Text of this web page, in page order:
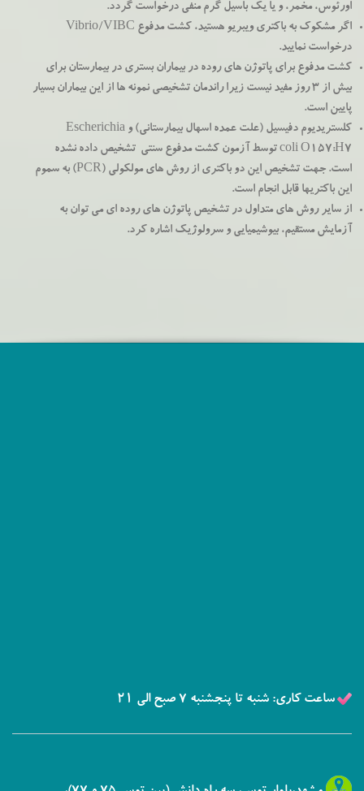
اورئوس، مخمر، و یا یک باسیل گرم منفی درخواست گردد.
اگر مشکوک به باکتری ویبریو هستید، کشت مدفوع Vibrio/VIBC
درخواست نمایید.
کشت مدفوع برای پاتوژن های روده در بیماران بستری در بیمارستان برای
بیش از 3 روز مفید نیست زیرا راندمان تشخیصی نمونه ها از این بیماران بسیار
پایین است.
کلستریدیوم دفیسیل (علت عمده اسهال بیمارستانی) و Escherichia
coli O157:H7 توسط آزمون کشت مدفوع سنتی تشخیص داده نشده
است. جهت تشخیص این دو باکتری از روش های مولکولی (PCR) به سموم
این باکتریها قابل انجام است.
از سایر روش های متداول در تشخیص پاتوژن های روده ای می توان به
آزمایش مستقیم، بیوشیمیایی و سرولوژیک اشاره کرد.
ساعت کاری: شنبه تا پنجشنبه 7 صبح الی 21